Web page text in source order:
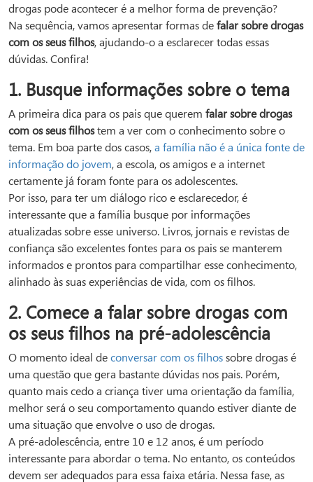
drogas pode acontecer é a melhor forma de prevenção?
Na sequência, vamos apresentar formas defalar sobre drogas
com os seus filhos, ajudando-o a esclarecer todas essas
dúvidas. Confira!
1. Busque informações sobre o tema
A primeira dica para os pais que querem falar sobre drogas
com os seus filhostem a ver com o conhecimento sobre o
tema. Em boa parte dos casos,a família não é a única fonte de
informação do jovem, a escola, os amigos e a internet
certamente já foram fonte para os adolescentes.
Por isso, para ter um diálogo rico e esclarecedor, é
interessante que a família busque por informações
atualizadas sobre esse universo. Livros, jornais e revistas de
confiança são excelentes fontes para os pais se manterem
informados e prontos para compartilhar esse conhecimento,
alinhado às suas experiências de vida, com os filhos.
2. Comece a falar sobre drogas com
os seus filhos na pré-adolescência
O momento ideal deconversar com os filhossobre drogas é
uma questão que gera bastante dúvidas nos pais. Porém,
quanto mais cedo a criança tiver uma orientação da família,
melhor será o seu comportamento quando estiver diante de
uma situação que envolve o uso de drogas.
A pré-adolescência, entre 10 e 12 anos, é um período
interessante para abordar o tema. No entanto, os conteúdos
devem ser adequados para essa faixa etária. Nessa fase, as